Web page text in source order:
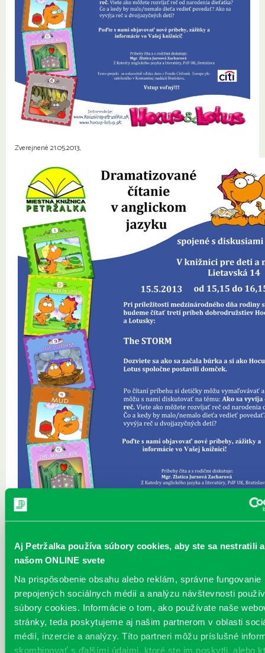
Aj Petržalka používa súbory cookies, aby ste sa nestratili
našom ONLINE svete
Na prispôsobenie obsahu alebo reklám, správne fungovanie
prepojených sociálnych médií a analýzu návštevnosti
súbory cookies. Informácie o tom, ako používate naše
stránky, teda poskytujeme aj našim partnerom v oblasti
médií, inzercie a analýzy. Títo partneri môžu príslušné
skombinovať s ďalšími údajmi, ktoré ste im poskytli, alebo
Zverejnené 21.05.2013,
Tretie stretnutie:
Dramatizované čítanie v anglickom jazyku , ktoré na detskej pobočke
knižnice Petržalka vedieZlatica Jursova Zacharova
pokračovalo
veku a osvojovaniu si iného jazyka. Stretnutia pokračujú aj v ďalších